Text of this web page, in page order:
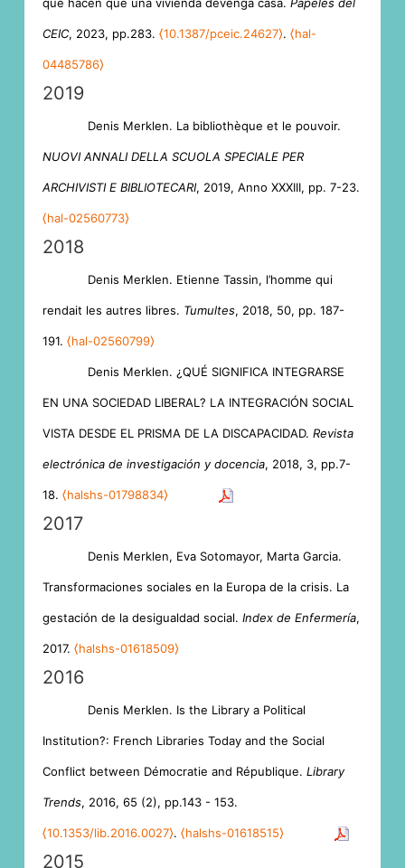
CEIC, 2023, pp.283. ⟨10.1387/pceic.24627⟩. ⟨hal-
04485786⟩
2019
Denis Merklen. La bibliothèque et le pouvoir.
NUOVI ANNALI DELLA SCUOLA SPECIALE PER
ARCHIVISTI E BIBLIOTECARI, 2019, Anno XXXIII, pp. 7-23.
⟨hal-02560773⟩
2018
Denis Merklen. Etienne Tassin, l’homme qui
rendait les autres libres. Tumultes, 2018, 50, pp. 187-
191. ⟨hal-02560799⟩
Denis Merklen. ¿QUÉ SIGNIFICA INTEGRARSE
EN UNA SOCIEDAD LIBERAL? LA INTEGRACIÓN SOCIAL
VISTA DESDE EL PRISMA DE LA DISCAPACIDAD. Revista
electrónica de investigación y docencia, 2018, 3, pp.7-
18. ⟨halshs-01798834⟩
2017
Denis Merklen, Eva Sotomayor, Marta Garcia.
Transformaciones sociales en la Europa de la crisis. La
gestación de la desigualdad social. Index de Enfermería,
2017. ⟨halshs-01618509⟩
2016
Denis Merklen. Is the Library a Political
Institution?: French Libraries Today and the Social
Conflict between Démocratie and République. Library
Trends, 2016, 65 (2), pp.143 - 153.
⟨10.1353/lib.2016.0027⟩. ⟨halshs-01618515⟩
2015